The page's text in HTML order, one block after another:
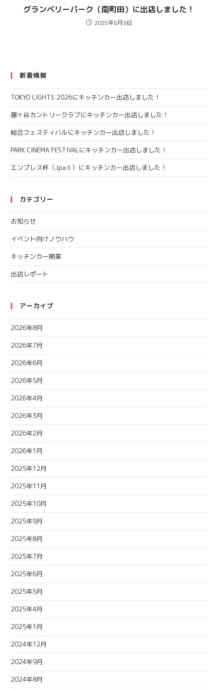
グランベリーパーク（南町田）に出店しました！
2025年5月9日
新着情報
TOKYO LIGHTS 2026にキッチンカー出店しました！
藤ヶ谷カントリークラブにキッチンカー出店しました！
総合フェスティバルにキッチンカー出店しました！
PARK CINEMA FESTIVALにキッチンカー出店しました！
エンプレス杯（JpaⅡ）にキッチンカー出店しました！
カテゴリー
お知らせ
イベント向けノウハウ
キッチンカー開業
出店レポート
アーカイブ
2026年8月
2026年7月
2026年6月
2026年5月
2026年4月
2026年3月
2026年2月
2026年1月
2025年12月
2025年11月
2025年10月
2025年9月
2025年8月
2025年7月
2025年6月
2025年5月
2025年4月
2025年1月
2024年12月
2024年9月
2024年8月